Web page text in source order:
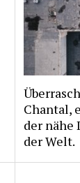
Chantal,
der nähe
der Welt.